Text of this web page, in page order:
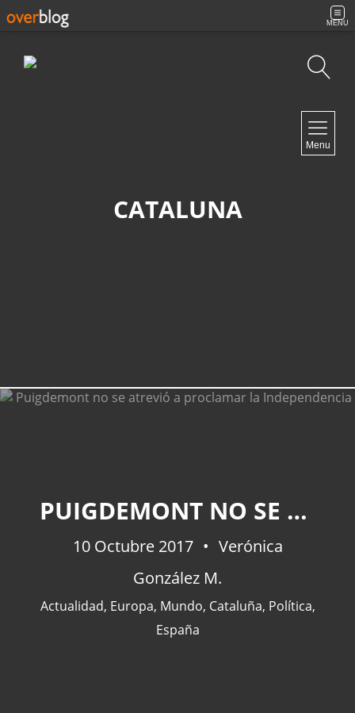
MENU
Menu
CATALUNA
PUIGDEMONT NO SE ATREVIÓ A PROCLAMAR LA INDEPENDENCIA
10 Octubre 2017
Verónica
González M.
Actualidad, Europa, Mundo, Cataluña, Política,
España
Actualidad(227)
España(77)
Barcelona(47)
Venezuela(43)